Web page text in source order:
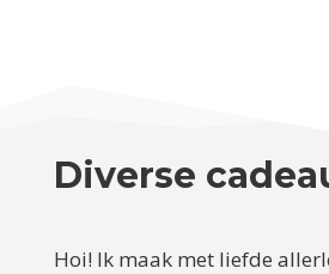
Diverse
Hoi! Ik maak met liefde